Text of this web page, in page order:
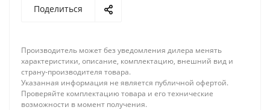
Поделиться
Производитель может без уведомления дилера менять
характеристики, описание, комплектацию, внешний вид и
страну-производителя товара.
Указанная информация не является публичной офертой.
Проверяйте комплектацию товара и его технические
возможности в момент получения.